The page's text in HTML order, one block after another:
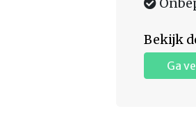
Bekijk
Ga